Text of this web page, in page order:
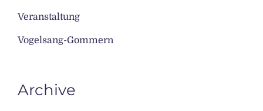
Veranstaltung
Vogelsang-Gommern
Archive